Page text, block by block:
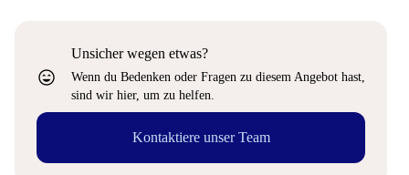
sentiment_very_satisfied
Unsicher wegen etwas?
Wenn du Bedenken oder Fragen zu diesem Angebot hast,
sind wir hier, um zu helfen.
Kontaktiere unser Team